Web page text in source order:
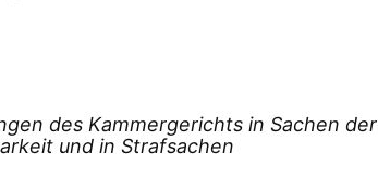
des Kammergerichts in Sachen der
und in Strafsachen